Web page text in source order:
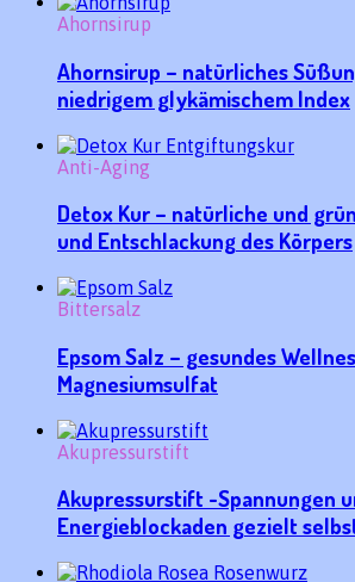
Ahornsirup
Ahornsirup – natürliches
niedrigem glykämischem Index
Anti-Aging
Detox Kur – natürliche und
und Entschlackung des Körpers
Bittersalz
Epsom Salz – gesundes
Magnesiumsulfat
Akupressurstift
Akupressurstift -Spannungen
Energieblockaden gezielt